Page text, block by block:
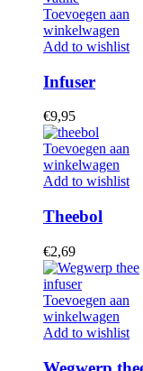
Toevoegen aan
winkelwagen
Add to wishlist
Infuser
€9,95
Toevoegen aan
winkelwagen
Add to wishlist
Theebol
€2,69
Toevoegen aan
winkelwagen
Add to wishlist